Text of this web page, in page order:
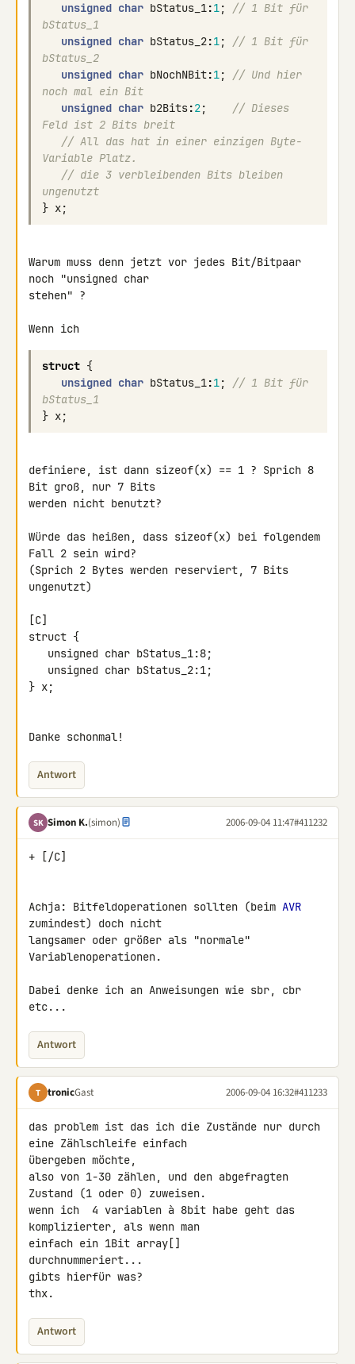
unsigned char bStatus_1:1;
// 1 Bit für
bStatus_1
unsigned char bStatus_2:1;
// 1 Bit für
bStatus_2
unsigned char bNochNBit:1;
// Und hier
noch mal ein Bit
unsigned char b2Bits:2;
// Dieses
Feld ist 2 Bits breit
// All das hat in einer einzigen Byte-
Variable Platz.
// die 3 verbleibenden Bits bleiben
ungenutzt
} x;
Warum muss denn jetzt vor jedes Bit/Bitpaar
noch "unsigned char
stehen" ?
Wenn ich
struct {
unsigned char bStatus_1:1;
// 1 Bit für
bStatus_1
} x;
definiere, ist dann sizeof(x) == 1 ? Sprich 8
Bit groß, nur 7 Bits
werden nicht benutzt?
Würde das heißen, dass sizeof(x) bei folgendem
Fall 2 sein wird?
(Sprich 2 Bytes werden reserviert, 7 Bits
ungenutzt)
[C]
struct {
} x;
Danke schonmal!
Antwort
SK Simon K.(simon) 2006-09-04 11:47#411232
+ [/C]
Achja: Bitfeldoperationen sollten (beim AVR
zumindest) doch nicht
langsamer oder größer als "normale"
Variablenoperationen.
Dabei denke ich an Anweisungen wie sbr, cbr
etc...
Antwort
T tronicGast 2006-09-04 16:32#411233
das problem ist das ich die Zustände nur durch
eine Zählschleife einfach
übergeben möchte,
also von 1-30 zählen, und den abgefragten
Zustand (1 oder 0) zuweisen.
wenn ich  4 variablen à 8bit habe geht das
komplizierter, als wenn man
einfach ein 1Bit array[]
durchnummeriert...
gibts hierfür was?
thx.
Antwort